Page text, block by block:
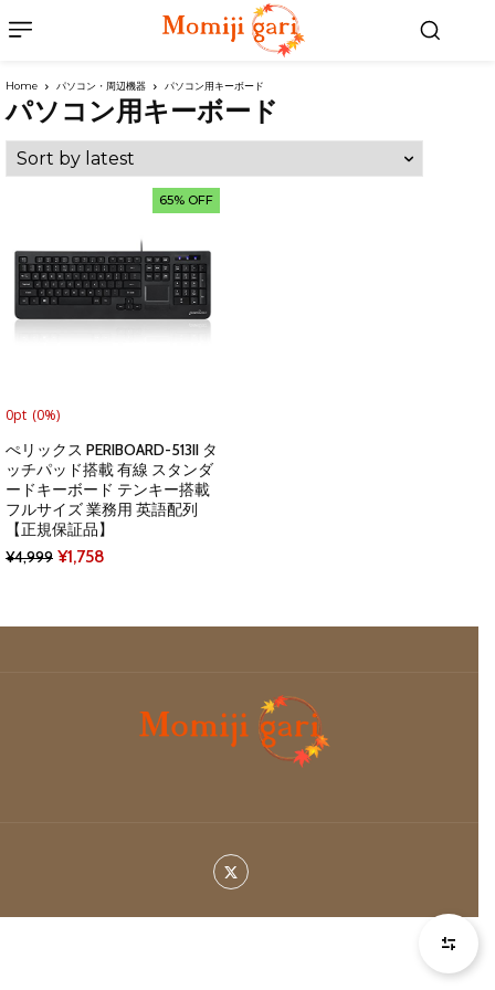
Home パソコン・周辺機器 パソコン用キーボード
パソコン用キーボード
65% OFF
0pt (0%)
ぺリックス PERIBOARD-513II タ
ッチパッド搭載 有線 スタンダ
ードキーボード テンキー搭載
フルサイズ 業務用 英語配列
【正規保証品】
¥4,999 Original
¥1,758